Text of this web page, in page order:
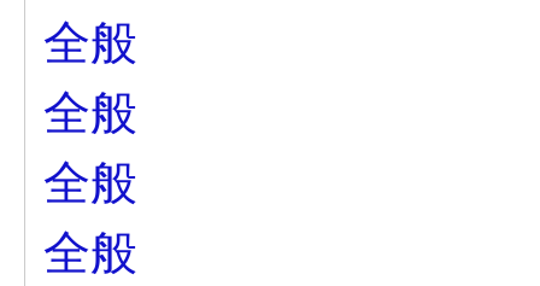
全般
全般
全般
全般